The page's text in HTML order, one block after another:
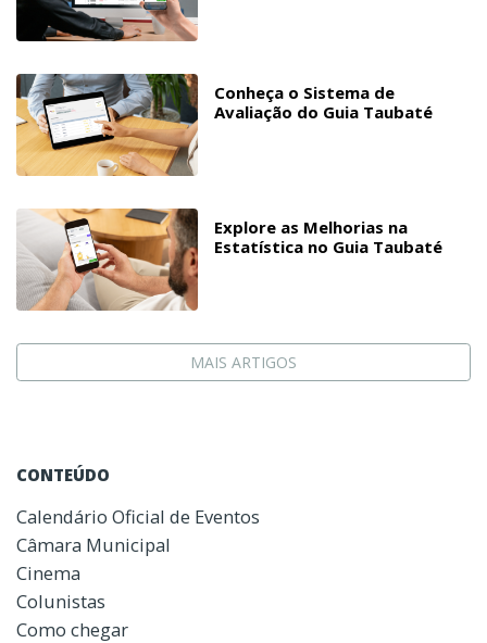
Conheça o Sistema de
Avaliação do Guia Taubaté
Explore as Melhorias na
Estatística no Guia Taubaté
MAIS ARTIGOS
CONTEÚDO
Calendário Oficial de Eventos
Câmara Municipal
Cinema
Colunistas
Como chegar